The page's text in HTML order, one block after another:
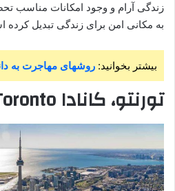
زندگی آرام و وجود امکانات مناسب
به مکانی امن برای زندگی تبدیل
بیشتر بخوانید: روشهای مهاجرت به
تورنتو، کانادا Toronto